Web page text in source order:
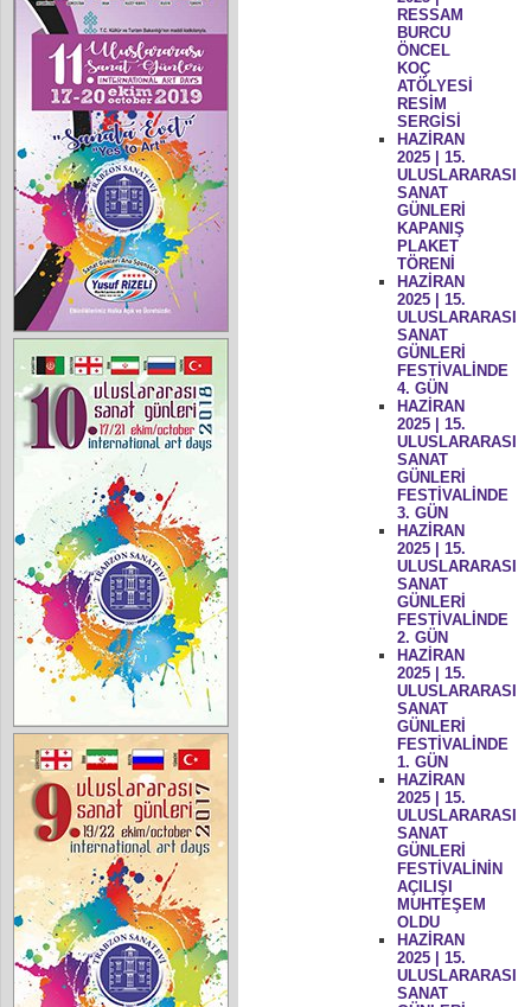
RESSAM
BURCU
ÖNCEL
KOÇ
ATÖLYESİ
RESİM
SERGİSİ
HAZİRAN
2025 | 15.
ULUSLARARASI
SANAT
GÜNLERİ
KAPANIŞ
PLAKET
TÖRENİ
HAZİRAN
2025 | 15.
ULUSLARARASI
SANAT
GÜNLERİ
FESTİVALİNDE
4. GÜN
HAZİRAN
2025 | 15.
ULUSLARARASI
SANAT
GÜNLERİ
FESTİVALİNDE
3. GÜN
HAZİRAN
2025 | 15.
ULUSLARARASI
SANAT
GÜNLERİ
FESTİVALİNDE
2. GÜN
HAZİRAN
2025 | 15.
ULUSLARARASI
SANAT
GÜNLERİ
FESTİVALİNDE
1. GÜN
HAZİRAN
2025 | 15.
ULUSLARARASI
SANAT
GÜNLERİ
FESTİVALİNİN
AÇILIŞI
MUHTEŞEM
OLDU
HAZİRAN
2025 | 15.
ULUSLARARASI
SANAT